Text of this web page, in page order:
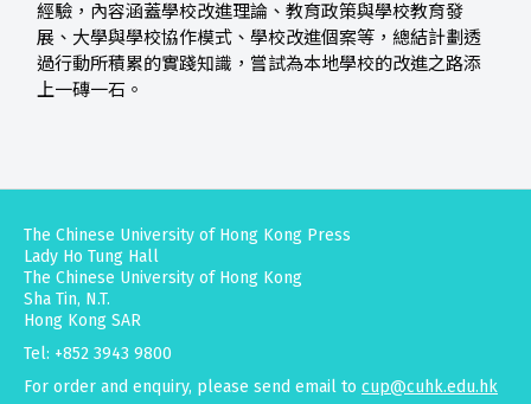
經驗，內容涵蓋學校改進理論、教育政策與學校教育發
展、大學與學校協作模式、學校改進個案等，總結計劃透
過行動所積累的實踐知識，嘗試為本地學校的改進之路添
上一磚一石。
The Chinese University of Hong Kong Press
Lady Ho Tung Hall
The Chinese University of Hong Kong
Sha Tin, N.T.
Hong Kong SAR
Tel: +852 3943 9800
For order and enquiry, please send email to cup@cuhk.edu.hk